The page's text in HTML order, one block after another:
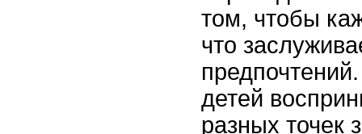
том, чтобы
что
детей
разных точек